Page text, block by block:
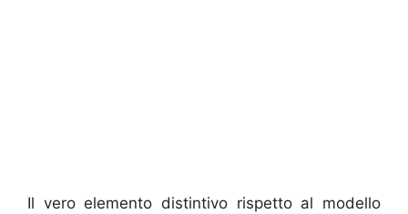
Il vero elemento distintivo rispetto al modello